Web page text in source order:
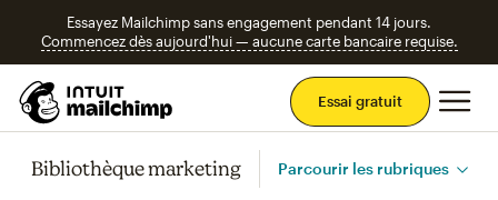
Essayez Mailchimp sans engagement pendant 14 jours.
Commencez dès aujourd'hui — aucune carte bancaire requise.
Essai gratuit
Bibliothèque marketing Parcourir les rubriques